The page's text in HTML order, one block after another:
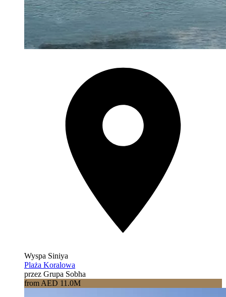
Wyspa Siniya
Plaża Koralowa
przez Grupa Sobha
from AED 11.0M